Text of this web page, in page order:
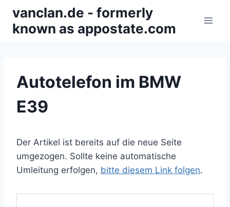
Inhalt
springen
vanclan.de - formerly
known as appostate.com
Autotelefon im BMW
E39
Der Artikel ist bereits auf die neue Seite
umgezogen. Sollte keine automatische
Umleitung erfolgen, bitte diesem Link folgen.